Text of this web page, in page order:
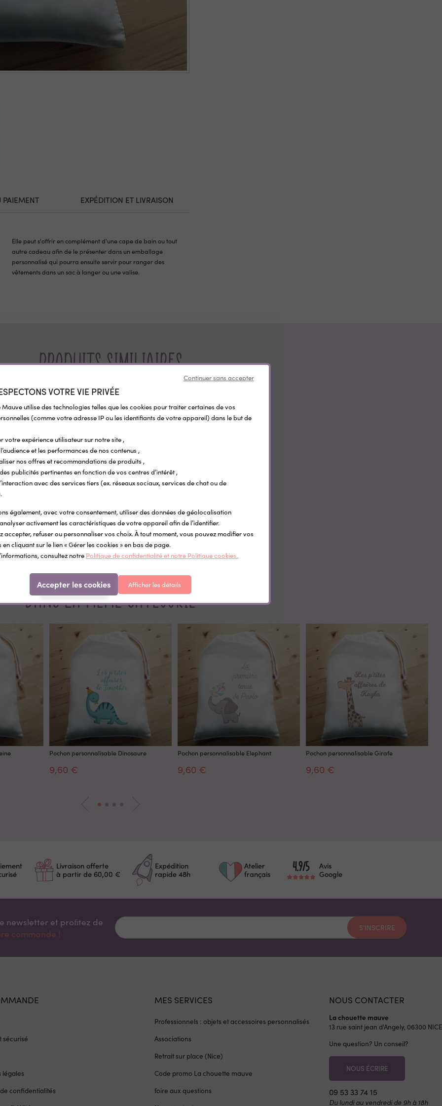
PAIEMENT EXPÉDITION ET LIVRAISON
Elle peut s'offrir en complément d'une cape de bain ou tout
autre cadeau afin de le présenter dans un emballage
personnalisé qui pourra ensuite servir pour ranger des
vêtements dans un sac à langer ou une valise.
Produits similiaires
mémoire modèle Tutti Frutti
avec photo & prénom de
(30 pièces)
€
Support "Stop galère" pour cartes à jouer -
Animaux
11,00 €
Dans la même catégorie
Pochon personnalisable Dinosaure
9,60 €
Pochon personnalisable Elephant
9,60 €
Pochon personnalisable Girafe
9,60 €
Livraison offerte
à partir de 60,00 €
Expédition
rapide 48h
Atelier
français
Avis
Google
newsletter et proﬁtez de
commande !
S'INSCRIRE
sécurisé
légales
confidentialités
MES SERVICES
Professionnels : objets et accessoires personnalisés
Associations
Retrait sur place (Nice)
Code promo La chouette mauve
foire aux questions
NOUS CONTACTER
La chouette mauve
13 rue saint jean d'Angely, 06300 NICE
Une question? Un conseil?
NOUS ÉCRIRE
09 53 33 74 15
Du lundi au vendredi de 9h à 18h
Continuer sans accepter
VOTRE VIE PRIVÉE
Mauve utilise des technologies telles que les cookies pour traiter certaines de vos
(comme votre adresse IP ou les identifiants de votre appareil) dans le but de
votre expérience utilisateur sur notre site ,
et les performances de nos contenus ,
nos offres et recommandations de produits ,
publicités pertinentes en fonction de vos centres d’intérêt ,
avec des services tiers (ex. réseaux sociaux, services de chat ou de
également, avec votre consentement, utiliser des données de géolocalisation
activement les caractéristiques de votre appareil afin de l’identifier.
accepter, refuser ou personnaliser vos choix. À tout moment, vous pouvez modifier vos
en cliquant sur le lien « Gérer les cookies » en bas de page.
consultez notre Politique de confidentialité et notre Politique cookies.
Accepter les cookies Afficher les détails